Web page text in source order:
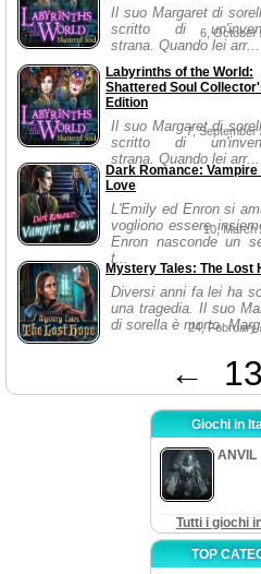
Il suo Margaret di
scritto di
strana. Quando lei arr...
6,
Labyrinths of the World:
Shattered Soul
Edition
Il suo Margaret di
scritto di
strana. Quando lei arr...
7,
Dark Romance: Vampire
Love
L'Emily ed Enron si
vogliono essere
Enron nasconde un
t...
10,
Mystery Tales: The Lost
Diversi anni fa lei ha
una tragedia. Il suo
di sorella è morto.
24,
← 13
Giochi in
ANVIL
Tutti i giochi
TOP